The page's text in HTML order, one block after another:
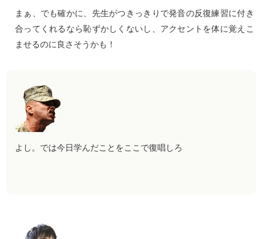
まぁ、でも確かに、先生がつきっきりで発音の反復練習に付き
合ってくれるなら恥ずかしくないし、アクセントを体に覚えこ
ませるのに良さそうかも！
よし。では今日学んだことをここで復唱しろ